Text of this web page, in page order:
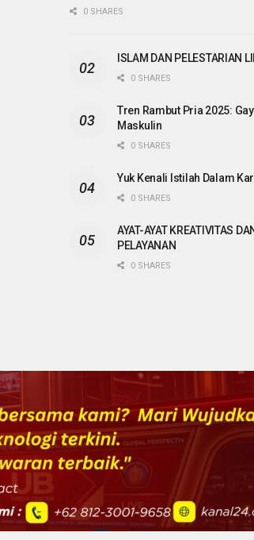
0 SHARES
ISLAM DAN PELESTARIAN
0 SHARES
Tren Rambut Pria 2025:
Maskulin
0 SHARES
Yuk Kenali Istilah Dalam
0 SHARES
AYAT-AYAT KREATIVITAS
PELAYANAN
0 SHARES